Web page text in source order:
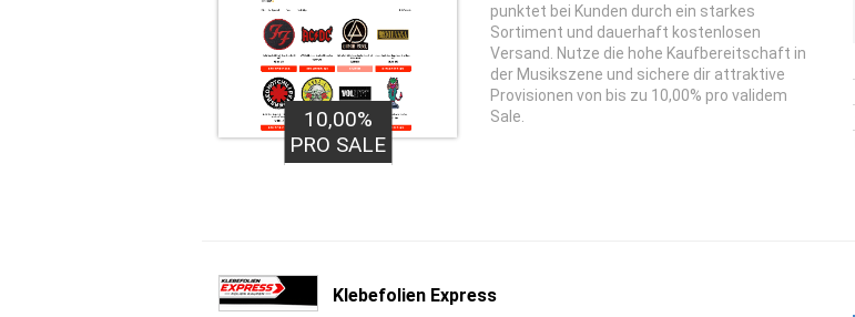
10,00%
PRO SALE
punktet bei Kunden durch ein starkes
Sortiment und dauerhaft kostenlosen
Versand. Nutze die hohe Kaufbereitschaft in
der Musikszene und sichere dir attraktive
Provisionen von bis zu 10,00% pro validem
Sale.
Klebefolien Express